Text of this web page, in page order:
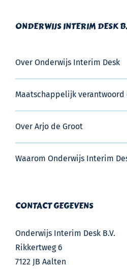
ONDERWIJS INTERIM DESK
Over Onderwijs Interim Desk
Maatschappelijk verantwoord
Over Arjo de Groot
Waarom Onderwijs Interim
CONTACT GEGEVENS
Onderwijs Interim Desk B.V.
Rikkertweg 6
7122 JB Aalten